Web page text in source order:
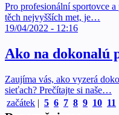
Pro profesionální sportovce
těch nejvyšších met, je…
19/04/2022 - 12:16
Ako na dokonalú
Zaujíma vás, ako vyzerá
sieťach? Prečítajte si naše…
začátek | 5 6 7 8 9 10 11